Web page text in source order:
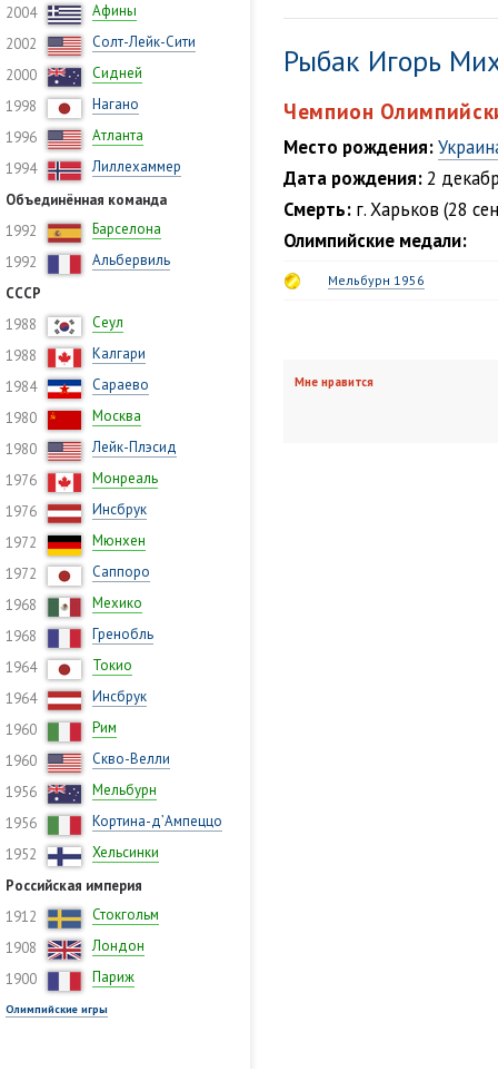
2004
Афины
2002
Солт-Лейк-Сити
2000
Сидней
1998
Нагано
1996
Атланта
1994
Лиллехаммер
Объединённая команда
1992
Барселона
1992
Альбервиль
СССР
1988
Сеул
1988
Калгари
1984
Сараево
1980
Москва
1980
Лейк-Плэсид
1976
Монреаль
1976
Инсбрук
1972
Мюнхен
1972
Саппоро
1968
Мехико
1968
Гренобль
1964
Токио
1964
Инсбрук
1960
Рим
1960
Скво-Велли
1956
Мельбурн
1956
Кортина-д’Ампеццо
1952
Хельсинки
Российская империя
1912
Стокгольм
1908
Лондон
1900
Париж
Олимпийские игры
Рыбак Игорь
Чемпион
Место рождения:
Дата рождения:2
Смерть: г. Харьков (28
Олимпийские медали:
Мельбурн 1956
Мне нравится